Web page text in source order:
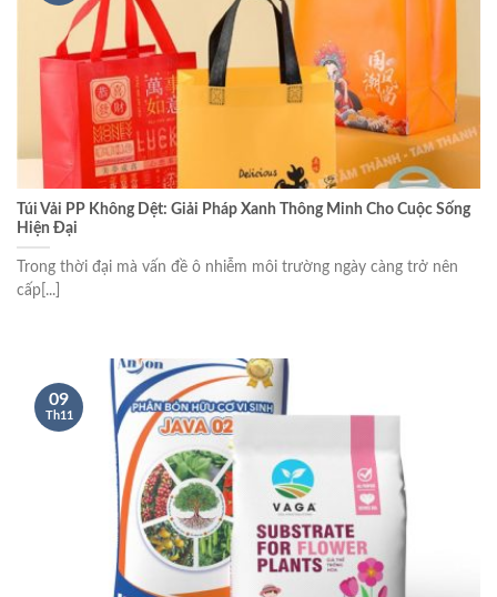
Túi Vải PP Không Dệt: Giải Pháp Xanh Thông Minh Cho Cuộc Sống
Hiện Đại
Trong thời đại mà vấn đề ô nhiễm môi trường ngày càng trở nên
cấp[...]
09
Th11